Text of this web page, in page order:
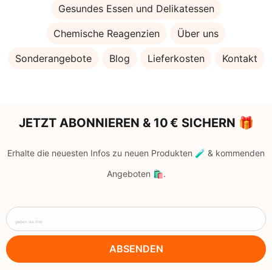
Gesundes Essen und Delikatessen
Chemische Reagenzien Über uns
Sonderangebote Blog Lieferkosten Kontakt
JETZT ABONNIEREN & 10 € SICHERN 🎁
Erhalte die neuesten Infos zu neuen Produkten 🧪 & kommenden
Angeboten 🛍️.
geben sie ihre
ABSENDEN